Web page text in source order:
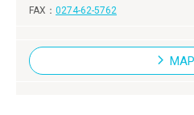
0274-62-5762
MAP